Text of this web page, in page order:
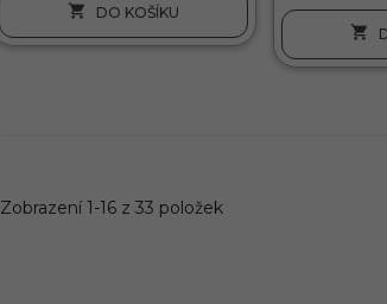
 DO KOŠÍKU

Zobrazení 1-16 z 33 položek